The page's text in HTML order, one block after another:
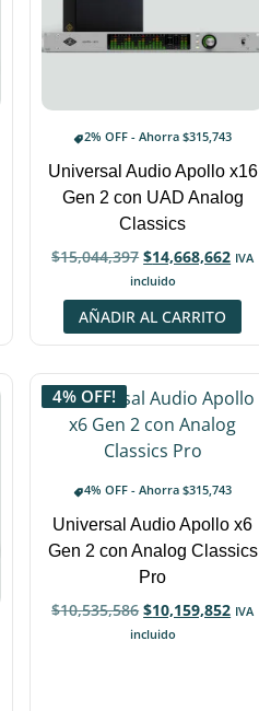
2% OFF - Ahorra$315,743
Universal Audio Apollo x16
Gen 2 con UAD Analog
Classics
$15,044,397 $14,668,662 IVA
incluido
AÑADIR AL CARRITO
4% OFF!
4% OFF - Ahorra$315,743
Universal Audio Apollo x6
Gen 2 con Analog Classics
Pro
$10,535,586 $10,159,852 IVA
incluido